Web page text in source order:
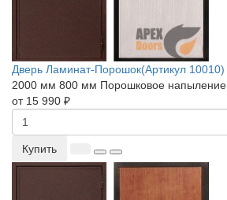
Дверь Ламинат-Порошок(Артикул 10010)
2000 мм 800 мм Порошковое напыление
от 15 990 ₽
Купить